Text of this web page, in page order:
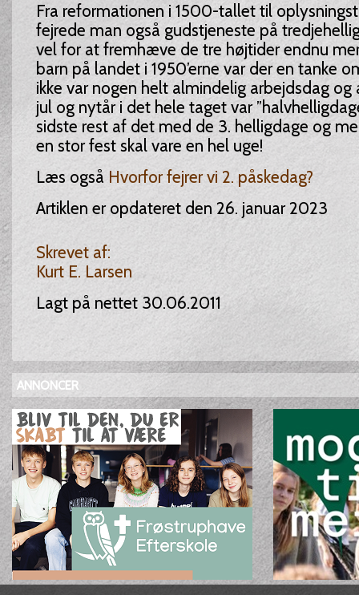
Fra reformationen i 1500-tallet til
fejrede man også gudstjeneste på
vel for at fremhæve de tre højtider endnu
barn på landet i 1950’erne var der en tanke
ikke var nogen helt almindelig arbejdsdag
jul og nytår i det hele taget var
sidste rest af det med de 3. helligdage og
en stor fest skal vare en hel uge!
Læs også Hvorfor fejrer vi 2. påskedag?
Artiklen er opdateret den 26. januar 2023
Skrevet af:
Kurt E. Larsen
Lagt på nettet 30.06.2011
ANNONCER